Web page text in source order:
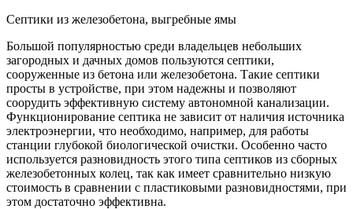
Септики из железобетона, выгребные ямы
Большой популярностью среди владельцев небольших
загородных и дачных домов пользуются септики,
сооруженные из бетона или железобетона. Такие септики
просты в устройстве, при этом надежны и позволяют
соорудить эффективную систему автономной канализации.
Функционирование септика не зависит от наличия источника
электроэнергии, что необходимо, например, для работы
станции глубокой биологической очистки. Особенно часто
используется разновидность этого типа септиков из сборных
железобетонных колец, так как имеет сравнительно низкую
стоимость в сравнении с пластиковыми разновидностями, при
этом достаточно эффективна.